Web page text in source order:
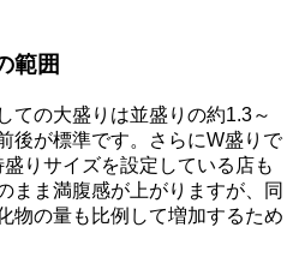
範囲
ての大盛りは並盛りの約1.3～
後が標準です。さらにW盛りで
りサイズを設定している店も
まま満腹感が上がりますが、同
物の量も比例して増加するため